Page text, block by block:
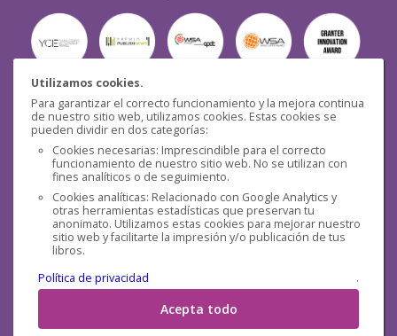
Utilizamos cookies.
Para garantizar el correcto funcionamiento y la mejora continua
de nuestro sitio web, utilizamos cookies. Estas cookies se
pueden dividir en dos categorías:
Cookies necesarias: Imprescindible para el correcto
funcionamiento de nuestro sitio web. No se utilizan con
fines analíticos o de seguimiento.
Cookies analíticas: Relacionado con Google Analytics y
otras herramientas estadísticas que preservan tu
anonimato. Utilizamos estas cookies para mejorar nuestro
sitio web y facilitarte la impresión y/o publicación de tus
libros.
Política de privacidad
.
Acepta todo
Seguridad
Redes sociales